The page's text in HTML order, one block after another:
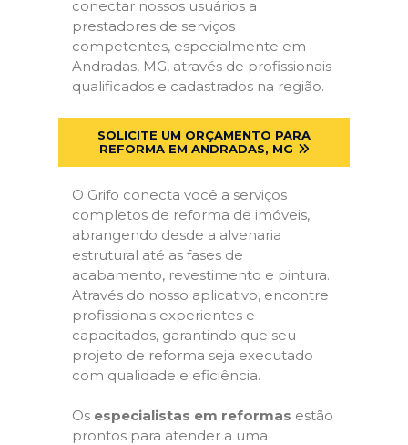
conectar nossos usuários a
prestadores de serviços
competentes, especialmente em
Andradas, MG, através de profissionais
qualificados e cadastrados na região.
SOLICITE UM ORÇAMENTO PARA
REFORMA EM ANDRADAS, MG
O Grifo conecta você a serviços
completos de reforma de imóveis,
abrangendo desde a alvenaria
estrutural até as fases de
acabamento, revestimento e pintura.
Através do nosso aplicativo, encontre
profissionais experientes e
capacitados, garantindo que seu
projeto de reforma seja executado
com qualidade e eficiência.
Os especialistas em reformas estão
prontos para atender a uma